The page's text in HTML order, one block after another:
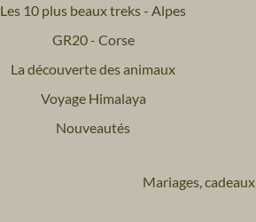
Les 10 plus beaux treks - Alpes
GR20 - Corse
La découverte des animaux
Voyage Himalaya
Nouveautés
Mariages, cadeaux